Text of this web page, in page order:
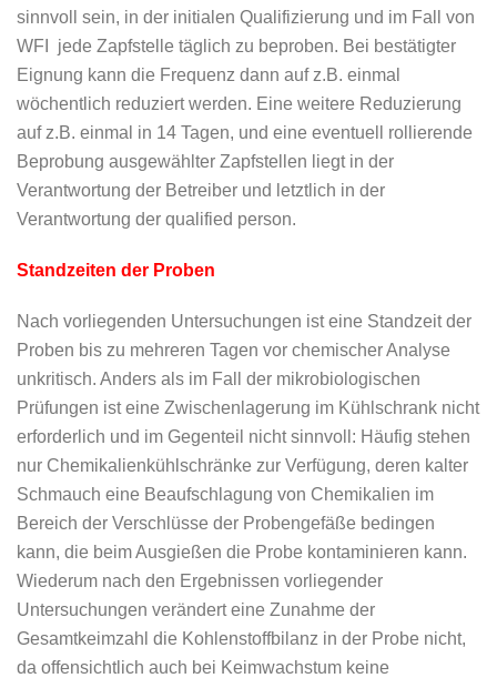
sinnvoll sein, in der initialen Qualifizierung und im Fall von
WFI jede Zapfstelle täglich zu beproben. Bei bestätigter
Eignung kann die Frequenz dann auf z.B. einmal
wöchentlich reduziert werden. Eine weitere Reduzierung
auf z.B. einmal in 14 Tagen, und eine eventuell rollierende
Beprobung ausgewählter Zapfstellen liegt in der
Verantwortung der Betreiber und letztlich in der
Verantwortung der qualified person.
Standzeiten der Proben
Nach vorliegenden Untersuchungen ist eine Standzeit der
Proben bis zu mehreren Tagen vor chemischer Analyse
unkritisch. Anders als im Fall der mikrobiologischen
Prüfungen ist eine Zwischenlagerung im Kühlschrank nicht
erforderlich und im Gegenteil nicht sinnvoll: Häufig stehen
nur Chemikalienkühlschränke zur Verfügung, deren kalter
Schmauch eine Beaufschlagung von Chemikalien im
Bereich der Verschlüsse der Probengefäße bedingen
kann, die beim Ausgießen die Probe kontaminieren kann.
Wiederum nach den Ergebnissen vorliegender
Untersuchungen verändert eine Zunahme der
Gesamtkeimzahl die Kohlenstoffbilanz in der Probe nicht,
da offensichtlich auch bei Keimwachstum keine